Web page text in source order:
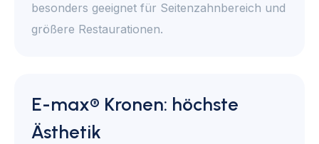
besonders geeignet für Seitenzahnbereich und
größere Restaurationen.
E-max® Kronen: höchste
Ästhetik